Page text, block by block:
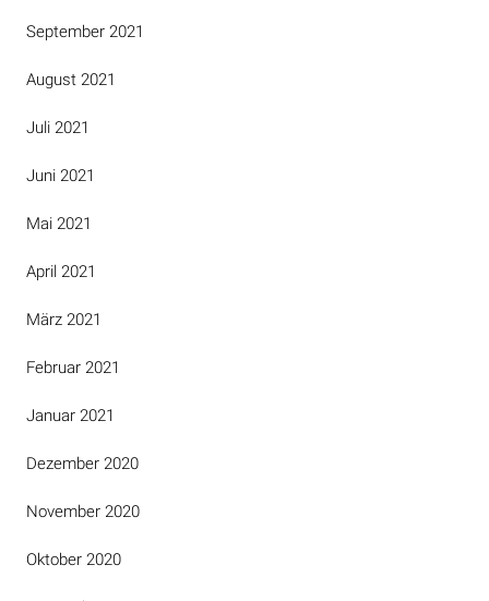
September 2021
August 2021
Juli 2021
Juni 2021
Mai 2021
April 2021
März 2021
Februar 2021
Januar 2021
Dezember 2020
November 2020
Oktober 2020